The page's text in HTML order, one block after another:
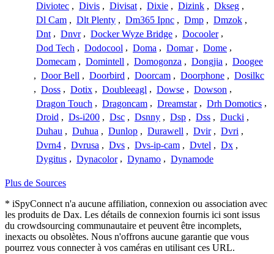
Diviotec , Divis , Divisat , Dixie , Dizink , Dkseg ,
Dl Cam , Dlt Plenty , Dm365 Ipnc , Dmp , Dmzok ,
Dnt , Dnvr , Docker Wyze Bridge , Docooler ,
Dod Tech , Dodocool , Doma , Domar , Dome ,
Domecam , Domintell , Domogonza , Dongjia , Doogee
, Door Bell , Doorbird , Doorcam , Doorphone , Dosilkc
, Doss , Dotix , Doubleeagl , Dowse , Dowson ,
Dragon Touch , Dragoncam , Dreamstar , Drh Domotics ,
Droid , Ds-i200 , Dsc , Dsnny , Dsp , Dss , Ducki ,
Duhau , Duhua , Dunlop , Durawell , Dvir , Dvri ,
Dvrn4 , Dvrusa , Dvs , Dvs-ip-cam , Dvtel , Dx ,
Dygitus , Dynacolor , Dynamo , Dynamode
Plus de Sources
* iSpyConnect n'a aucune affiliation, connexion ou association avec
les produits de Dax. Les détails de connexion fournis ici sont issus
du crowdsourcing communautaire et peuvent être incomplets,
inexacts ou obsolètes. Nous n'offrons aucune garantie que vous
pourrez vous connecter à vos caméras en utilisant ces URL.